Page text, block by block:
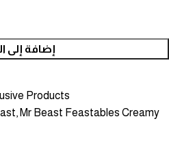
إضافة إلى
Products
, Mr Beast Feastables Creamy